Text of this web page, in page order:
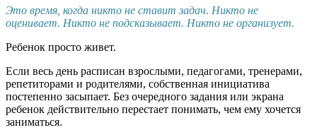
Это время, когда никто не ставит задач. Никто не
оценивает. Никто не подсказывает. Никто не организует.
Ребенок просто живет.
Если весь день расписан взрослыми, педагогами, тренерами,
репетиторами и родителями, собственная инициатива
постепенно засыпает. Без очередного задания или экрана
ребенок действительно перестает понимать, чем ему хочется
заниматься.